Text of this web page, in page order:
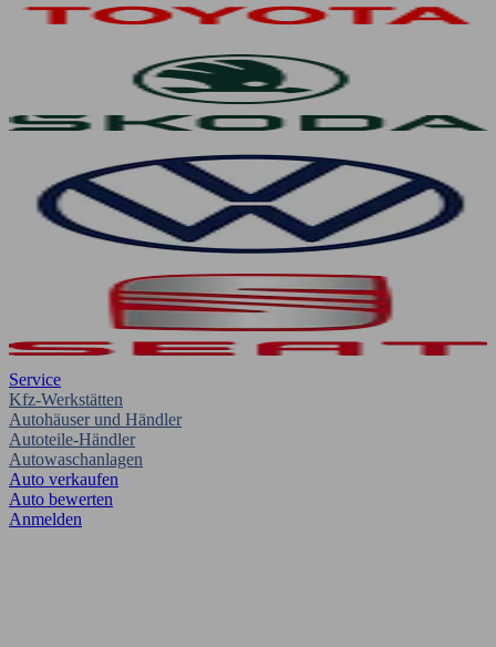
Service
Kfz-Werkstätten
Autohäuser und Händler
Autoteile-Händler
Autowaschanlagen
Auto verkaufen
Auto bewerten
Anmelden